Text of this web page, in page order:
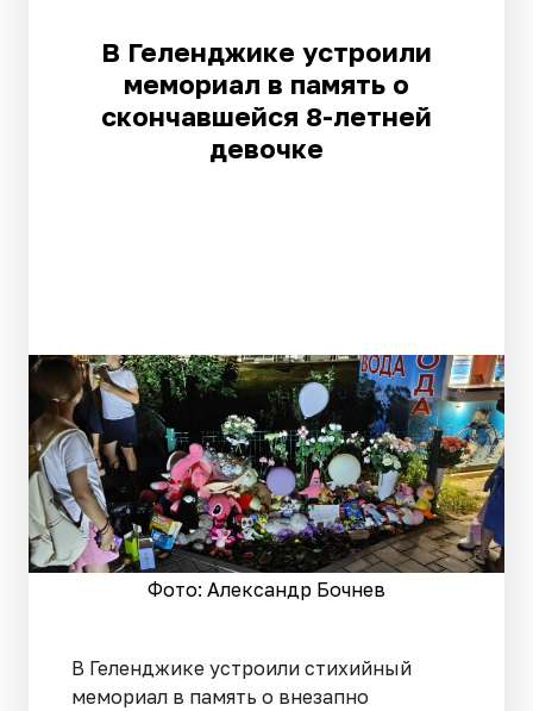
В Геленджике устроили
мемориал в память о
скончавшейся 8-летней
девочке
Фото: Александр Бочнев
В Геленджике устроили стихийный
мемориал в память о внезапно